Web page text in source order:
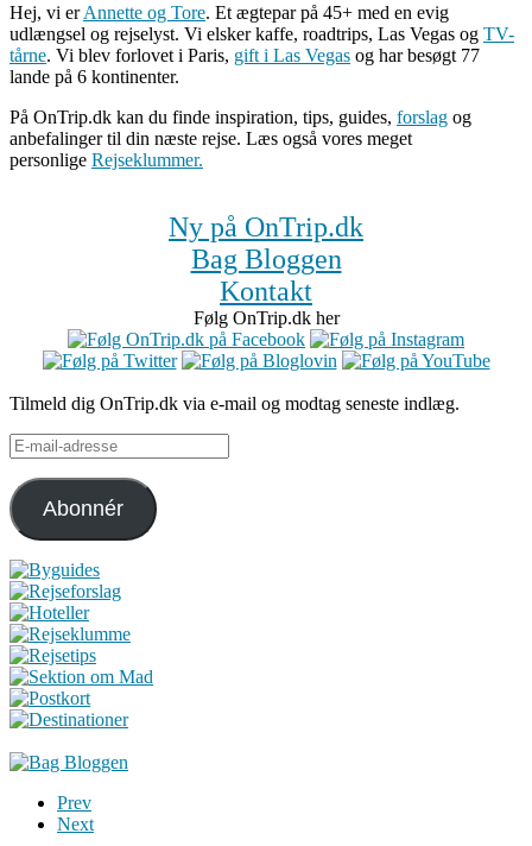
Hej, vi erAnnette og Tore. Et ægtepar på 45+ med en evig
udlængsel og rejselyst. Vi elsker kaffe, roadtrips, Las Vegas og TV-
tårne. Vi blev forlovet i Paris, gift i Las Vegas og har besøgt 77
lande på 6 kontinenter.
På OnTrip.dk kan du finde inspiration, tips, guides, forslag og
anbefalinger til din næste rejse. Læs også vores meget
personlige Rejseklummer.
Ny på OnTrip.dk
Bag Bloggen
Kontakt
Følg OnTrip.dk her
Tilmeld dig OnTrip.dk via e-mail og modtag seneste indlæg.
E-
mail-
adresse
Abonnér
Prev
Next